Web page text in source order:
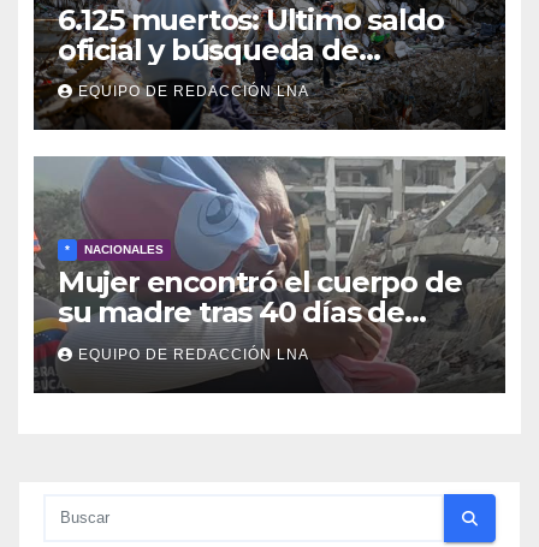
6.125 muertos: Ultimo saldo
oficial y búsqueda de
cadáveres continúa entre los
escombros
EQUIPO DE REDACCIÓN LNA
* NACIONALES
Mujer encontró el cuerpo de
su madre tras 40 días de
búsqueda en Tanaguarena
EQUIPO DE REDACCIÓN LNA